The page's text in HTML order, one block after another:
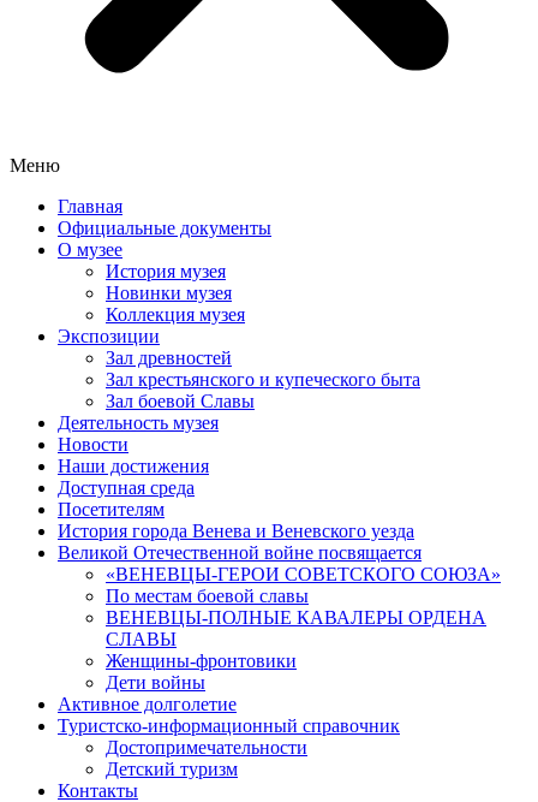
Меню
Главная
Официальные документы
О музее
История музея
Новинки музея
Коллекция музея
Экспозиции
Зал древностей
Зал крестьянского и купеческого быта
Зал боевой Славы
Деятельность музея
Новости
Наши достижения
Доступная среда
Посетителям
История города Венева и Веневского уезда
Великой Отечественной войне посвящается
«ВЕНЕВЦЫ-ГЕРОИ СОВЕТСКОГО СОЮЗА»
По местам боевой славы
ВЕНЕВЦЫ-ПОЛНЫЕ КАВАЛЕРЫ ОРДЕНА
СЛАВЫ
Женщины-фронтовики
Дети войны
Активное долголетие
Туристско-информационный справочник
Достопримечательности
Детский туризм
Контакты